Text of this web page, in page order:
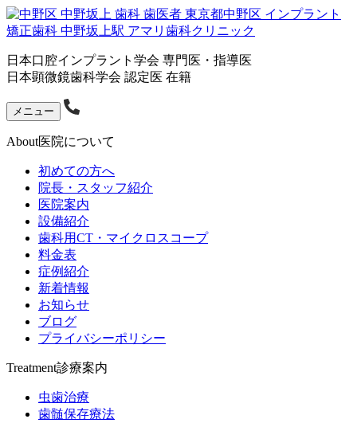
日本口腔インプラント学会 専門医・指導医
日本顕微鏡歯科学会 認定医 在籍
メニュー
About医院について
初めての方へ
院長・スタッフ紹介
医院案内
設備紹介
歯科用CT・マイクロスコープ
料金表
症例紹介
新着情報
お知らせ
ブログ
プライバシーポリシー
Treatment診療案内
虫歯治療
歯髄保存療法